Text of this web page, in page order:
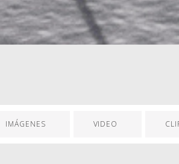
IMÁGENES VIDEO